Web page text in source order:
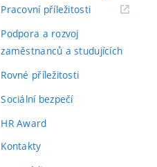
Pracovní příležitosti(externí
Podpora a rozvoj
zaměstnanců a studujících
Rovné příležitosti
Sociální bezpečí
HR Award
Kontakty